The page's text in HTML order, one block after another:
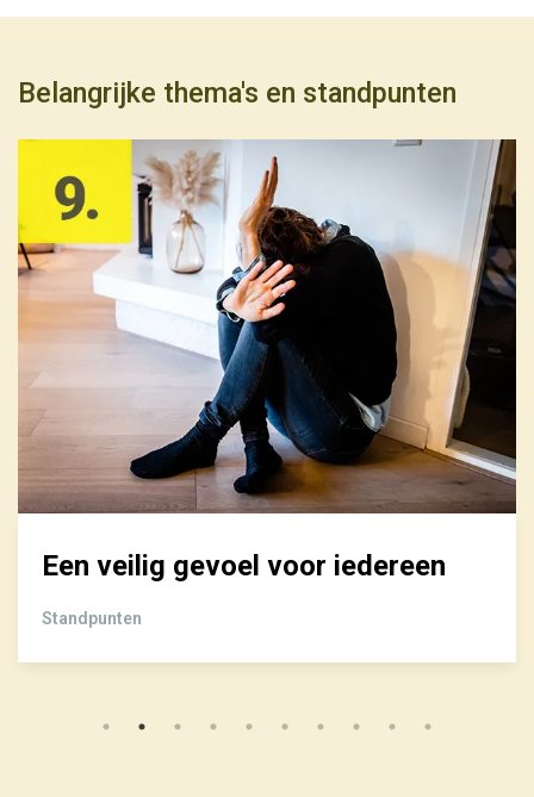
Belangrijke thema's en standpunten
Een veilig gevoel voor iedereen
Standpunten